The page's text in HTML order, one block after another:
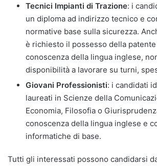
Tecnici Impianti di Trazione: i
un diploma ad indirizzo tecnico e
normative base sulla sicurezza.
è richiesto il possesso della patente
conoscenza della lingua inglese,
disponibilità a lavorare su turni,
Giovani Professionisti: i candidati
laureati in Scienze della
Economia, Filosofia o
conoscenza della lingua inglese e
informatiche di base.
Tutti gli interessati possono candidarsi